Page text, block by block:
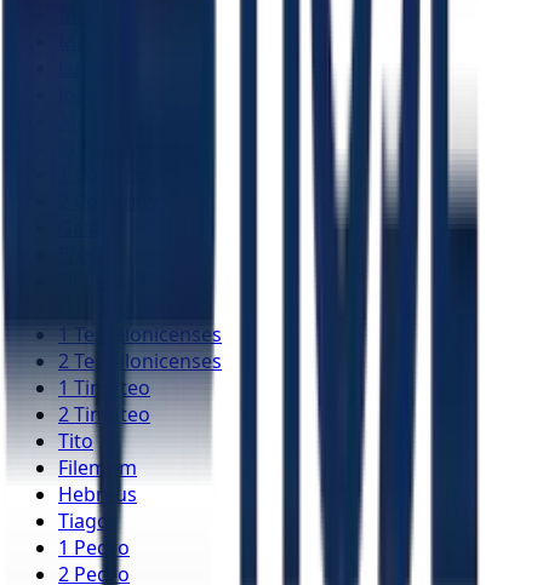
1 Tessalonicenses
2 Tessalonicenses
1 Timóteo
2 Timóteo
Tito
Filemom
Hebreus
Tiago
1 Pedro
2 Pedro